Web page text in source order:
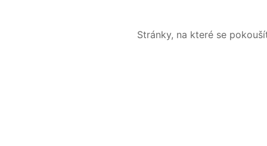
Stránky, na které se